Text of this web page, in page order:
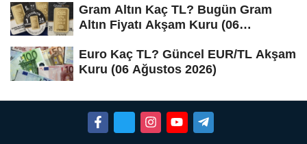
Gram Altın Kaç TL? Bugün Gram
Altın Fiyatı Akşam Kuru (06
Euro Kaç TL? Güncel EUR/TL Akşam
Kuru (06 Ağustos 2026)